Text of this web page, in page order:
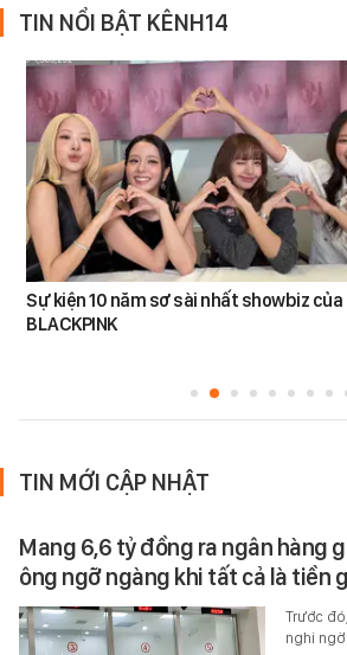
TIN NỔI BẬT KÊNH14
Sự kiện 10 năm sơ sài nhất showbiz của
BLACKPINK
TIN MỚI CẬP NHẬT
Mang 6,6 tỷ đồng ra ngân hàng
ông ngỡ ngàng khi tất cả là tiền
Trước
nghi